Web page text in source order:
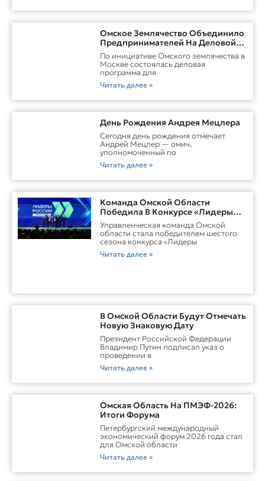
Омское Землячество Объединило
Предпринимателей На Деловой
Встрече В Москве
По инициативе Омского землячества в
Москве состоялась деловая
программа для
Читать далее »
День Рождения Андрея Мецлера
Сегодня день рождения отмечает
Андрей Мецлер — омич,
уполномоченный по
Читать далее »
Команда Омской Области
Победила В Конкурсе «Лидеры
России. Команда»
Управленческая команда Омской
области стала победителем шестого
сезона конкурса «Лидеры
Читать далее »
В Омской Области Будут Отмечать
Новую Знаковую Дату
Президент Российской Федерации
Владимир Путин подписал указ о
проведении в
Читать далее »
Омская Область На ПМЭФ-2026:
Итоги Форума
Петербургский международный
экономический форум 2026 года стал
для Омской области
Читать далее »